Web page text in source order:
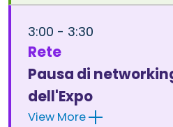
3:00 - 3:30
Rete
Pausa di
dell'Expo
View More